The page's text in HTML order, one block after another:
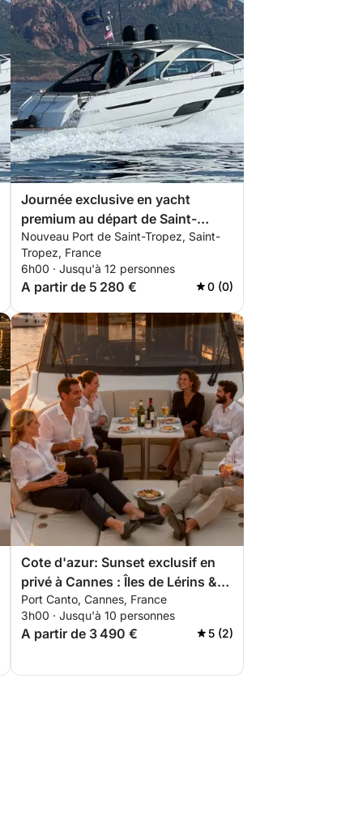
Journée exclusive en yacht
premium au départ de Saint-
Tropez | ALL INCLUSIVE
Nouveau Port de Saint-Tropez, Saint-
Tropez, France
6h00 · Jusqu'à 12 personnes
A partir de 5 280 € 0 (0)
Cote d'azur: Sunset exclusif en
privé à Cannes : Îles de Lérins &
apéritif premium
Port Canto, Cannes, France
3h00 · Jusqu'à 10 personnes
A partir de 3 490 € 5 (2)